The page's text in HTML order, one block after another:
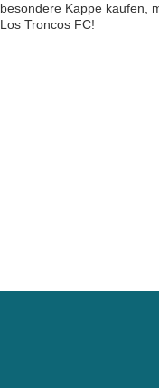
besondere Kappe kaufen,
Los Troncos FC!